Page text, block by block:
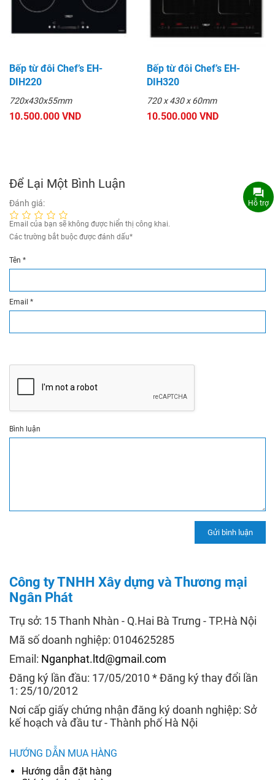
Bếp từ đôi Chef’s EH-
DIH220
720x430x55mm
10.500.000 VND
Bếp từ đôi Chef’s EH-
DIH320
720 x 430 x 60mm
10.500.000 VND
Để Lại Một Bình Luận
Đánh giá:
Email của bạn sẽ không được hiển thị công khai.
Các trường bắt buộc được đánh dấu*
Tên *
Email *
Bình luận
Công ty TNHH Xây dựng và Thương mại
Ngân Phát
Trụ sở: 15 Thanh Nhàn - Q.Hai Bà Trưng - TP.Hà Nội
Mã số doanh nghiệp: 0104625285
Email: Nganphat.ltd@gmail.com
Đăng ký lần đầu: 17/05/2010 * Đăng ký thay đổi lần
1: 25/10/2012
Nơi cấp giấy chứng nhận đăng ký doanh nghiệp: Sở
kế hoạch và đầu tư - Thành phố Hà Nội
HƯỚNG DẪN MUA HÀNG
Hướng dẫn đặt hàng
Hỗ trợ